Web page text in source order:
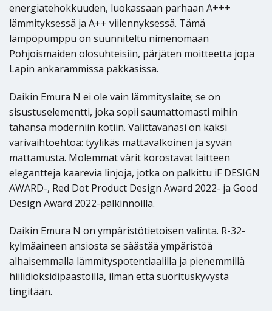
energiatehokkuuden, luokassaan parhaan A+++
lämmityksessä ja A++ viilennyksessä. Tämä
lämpöpumppu on suunniteltu nimenomaan
Pohjoismaiden olosuhteisiin, pärjäten moitteetta jopa
Lapin ankarammissa pakkasissa.
Daikin Emura N ei ole vain lämmityslaite; se on
sisustuselementti, joka sopii saumattomasti mihin
tahansa moderniin kotiin. Valittavanasi on kaksi
värivaihtoehtoa: tyylikäs mattavalkoinen ja syvän
mattamusta. Molemmat värit korostavat laitteen
elegantteja kaarevia linjoja, jotka on palkittu iF DESIGN
AWARD-, Red Dot Product Design Award 2022- ja Good
Design Award 2022-palkinnoilla.
Daikin Emura N on ympäristötietoisen valinta. R-32-
kylmäaineen ansiosta se säästää ympäristöä
alhaisemmalla lämmityspotentiaalilla ja pienemmillä
hiilidioksidipäästöillä, ilman että suorituskyvystä
tingitään.